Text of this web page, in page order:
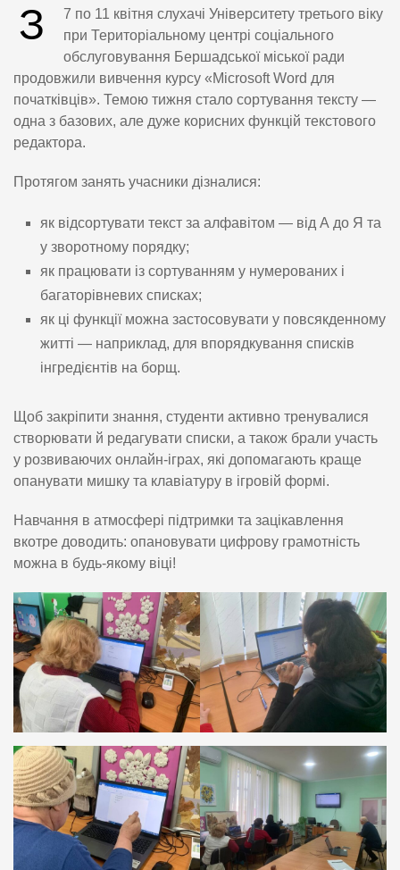
З
7 по 11 квітня слухачі Університету третього віку
при Територіальному центрі соціального
обслуговування Бершадської міської ради
продовжили вивчення курсу «Microsoft Word для
початківців». Темою тижня стало сортування тексту —
одна з базових, але дуже корисних функцій текстового
редактора.
Протягом занять учасники дізналися:
як відсортувати текст за алфавітом — від А до Я та
у зворотному порядку;
як працювати із сортуванням у нумерованих і
багаторівневих списках;
як ці функції можна застосовувати у повсякденному
житті — наприклад, для впорядкування списків
інгредієнтів на борщ.
Щоб закріпити знання, студенти активно тренувалися
створювати й редагувати списки, а також брали участь
у розвиваючих онлайн-іграх, які допомагають краще
опанувати мишку та клавіатуру в ігровій формі.
Навчання в атмосфері підтримки та зацікавлення
вкотре доводить: опановувати цифрову грамотність
можна в будь-якому віці!